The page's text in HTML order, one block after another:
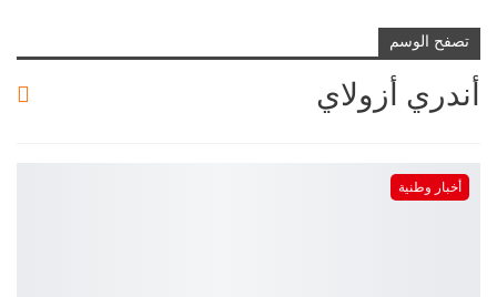
تصفح الوسم
أندري أزولاي
أخبار وطنية